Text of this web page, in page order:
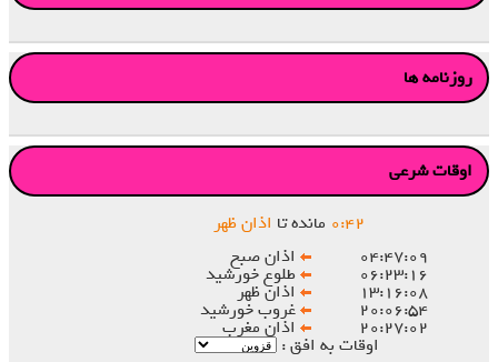
روزنامه ها
اوقات شرعی
۰:۴۲ مانده تا اذان ظهر
۰۴:۴۷:۰۹
اذان صبح
۰۶:۲۳:۱۶ طلوع خورشید
۱۳:۱۶:۰۸ اذان ظهر
۲۰:۰۶:۵۴ غروب خورشید
۲۰:۲۷:۰۲ اذان مغرب
اوقات به افق :